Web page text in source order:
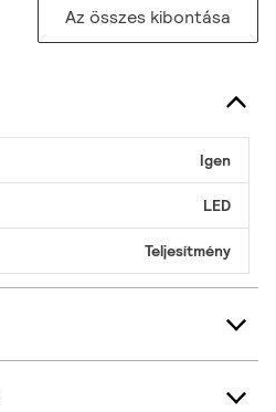
Az összes kibontása
Igen
LED
Teljesítmény